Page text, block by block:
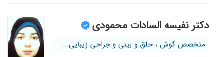
دکتر نفیسه السادات محمودی
متخصص گوش ، حلق و بینی و جراحی زیبایی...